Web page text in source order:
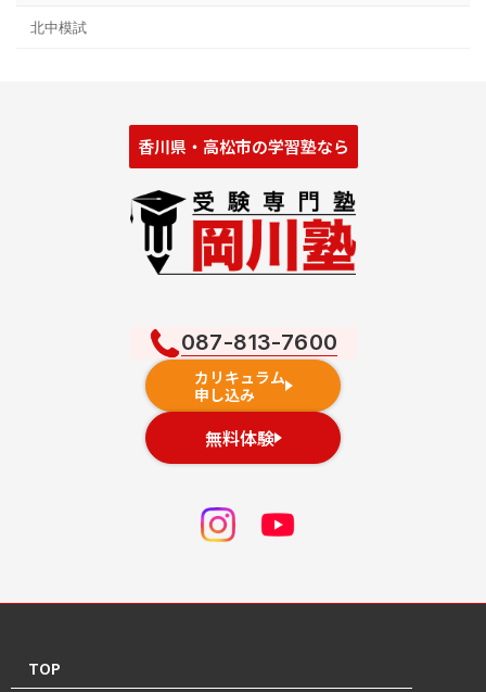
北中模試
香川県・高松市の学習塾なら
087-813-7600
カリキュラム
申し込み
無料体験
TOP